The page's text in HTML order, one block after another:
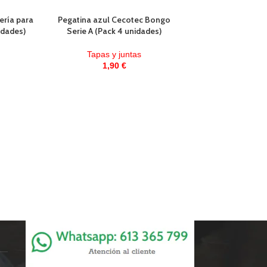
para
Pegatina azul Cecotec Bongo
Serie A (Pack 4 unidades)
Tapas y juntas
1,90 €